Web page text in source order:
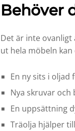
Behöver
Det är inte ovanligt
ut hela möbeln
En ny sits i
Nya skruvar och
En uppsättning
Träolja hjälper